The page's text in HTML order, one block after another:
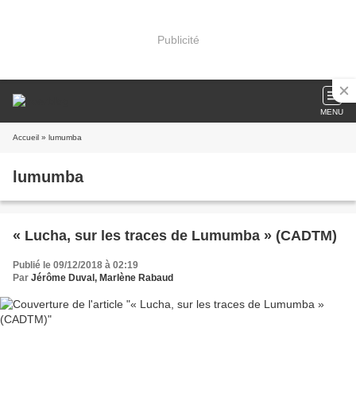
Publicité
MENU
Accueil » lumumba
lumumba
« Lucha, sur les traces de Lumumba » (CADTM)
Publié le 09/12/2018 à 02:19
Par Jérôme Duval, Marlène Rabaud